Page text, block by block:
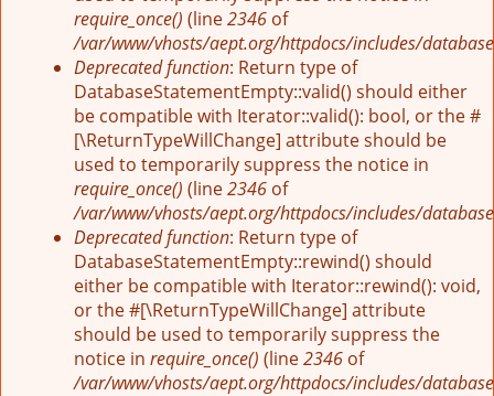
require_once() (line2346 of
/var/www/vhosts/aept.org/httpdocs/includes/
Deprecated function: Return type of
DatabaseStatementEmpty::valid() should either
be compatible with Iterator::valid(): bool, or the #
[\ReturnTypeWillChange] attribute should be
used to temporarily suppress the notice in
require_once() (line2346 of
/var/www/vhosts/aept.org/httpdocs/includes/
Deprecated function: Return type of
DatabaseStatementEmpty::rewind() should
either be compatible with Iterator::rewind(): void,
or the #[\ReturnTypeWillChange] attribute
should be used to temporarily suppress the
notice in require_once() (line2346 of
/var/www/vhosts/aept.org/httpdocs/includes/